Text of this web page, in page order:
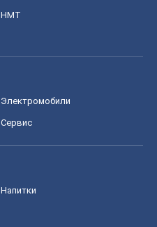
НМТ
Электромобили
Сервис
Напитки